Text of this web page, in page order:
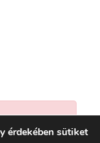
érdekében sütiket